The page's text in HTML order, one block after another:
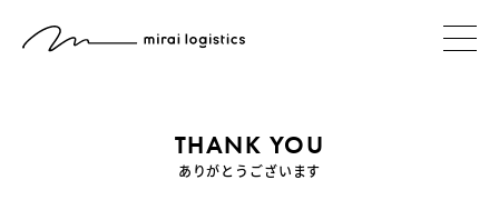
THANK YOU
ありがとうございます